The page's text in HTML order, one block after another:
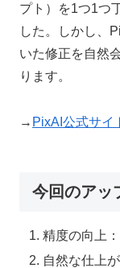
プト）を1つ1つ
した。しかし、
いた修正を自然
ります。
→ PixAI公式サイ
今回のアッ
精度の向上
自然な仕上